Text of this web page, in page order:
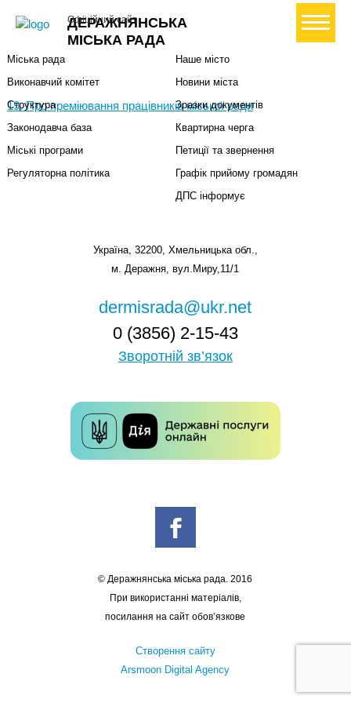
ДЕРАЖНЯНСЬКА
МІСЬКА РАДА
Офіційний сайт+ Створити петицію
19. Про преміювання працівників міської ради
Міський голова
Міська рада
Виконавчий комітет
Структура
Законодавча база
Міські програми
Регуляторна політика
Наше місто
Новини міста
Зразки документів
Квартирна черга
Петиції та звернення
Графік прийому громадян
ДПС інформує
Україна, 32200, Хмельницька обл.,
м. Деражня, вул.Миру,11/1
dermisrada@ukr.net
0 (3856) 2-15-43
Зворотній зв’язок
© Деражнянська міська рада. 2016
При використанні матеріалів,
посилання на сайт обов’язкове
Створення сайту
Arsmoon Digital Agency